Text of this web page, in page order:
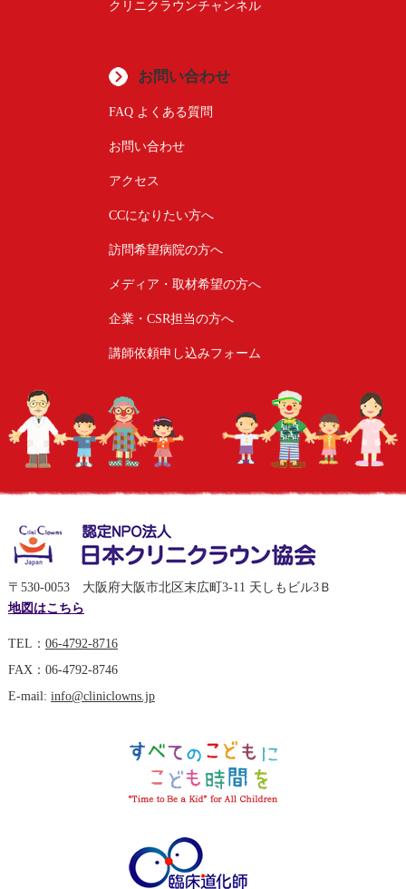
クリニクラウンチャンネル
お問い合わせ
FAQ よくある質問
お問い合わせ
アクセス
CCになりたい方へ
訪問希望病院の方へ
メディア・取材希望の方へ
企業・CSR担当の方へ
講師依頼申し込みフォーム
〒530-0053 大阪府大阪市北区末広町3-11 天しもビル3Ｂ
地図はこちら
TEL： 06-4792-8716
FAX：06-4792-8746
E-mail: info@cliniclowns.jp